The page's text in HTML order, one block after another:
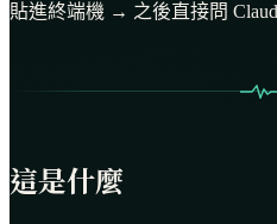
貼進終端機 → 之後直接問
這是什麼